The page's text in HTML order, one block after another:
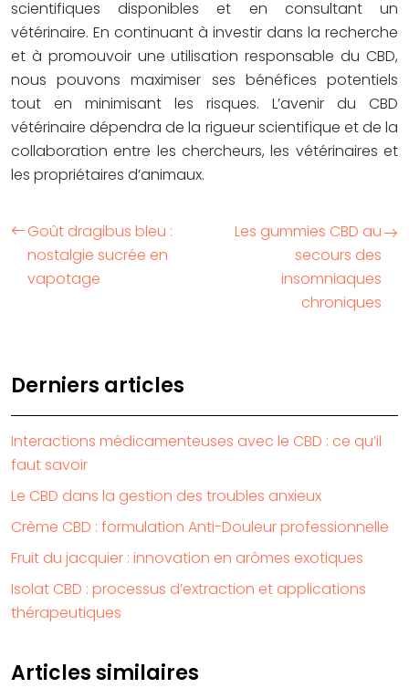
scientifiques disponibles et en consultant un
vétérinaire. En continuant à investir dans la recherche
et à promouvoir une utilisation responsable du CBD,
nous pouvons maximiser ses bénéfices potentiels
tout en minimisant les risques. L’avenir du CBD
vétérinaire dépendra de la rigueur scientifique et de la
collaboration entre les chercheurs, les vétérinaires et
les propriétaires d’animaux.
Goût dragibus bleu :
nostalgie sucrée en
vapotage
Les gummies CBD au
secours des
insomniaques
chroniques
Derniers articles
Interactions médicamenteuses avec le CBD : ce qu’il
faut savoir
Le CBD dans la gestion des troubles anxieux
Crème CBD : formulation Anti-Douleur professionnelle
Fruit du jacquier : innovation en arômes exotiques
Isolat CBD : processus d’extraction et applications
thérapeutiques
Articles similaires